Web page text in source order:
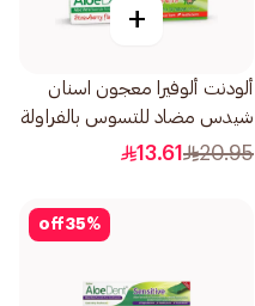
+
ألودنت ألوفيرا معجون اسنان
شيدس مضاد للتسوس بالفراولة
50مل
20.95
13.61
35%
off